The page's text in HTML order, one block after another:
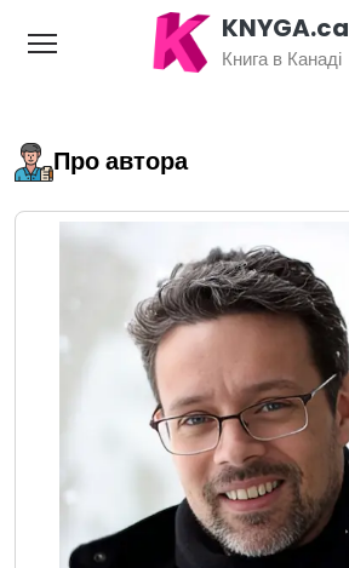
KNYGA.ca
Книга в Канаді
Про автора